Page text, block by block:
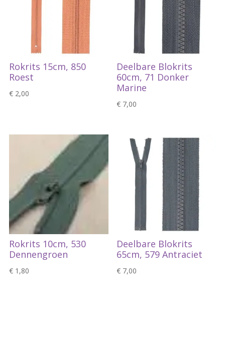
Rokrits 15cm, 850
Roest
€2,00
Deelbare Blokrits
60cm, 71 Donker
Marine
€ 7,00
Rokrits 10cm, 530
Dennengroen
€1,80
Deelbare Blokrits
65cm, 579 Antraciet
€ 7,00